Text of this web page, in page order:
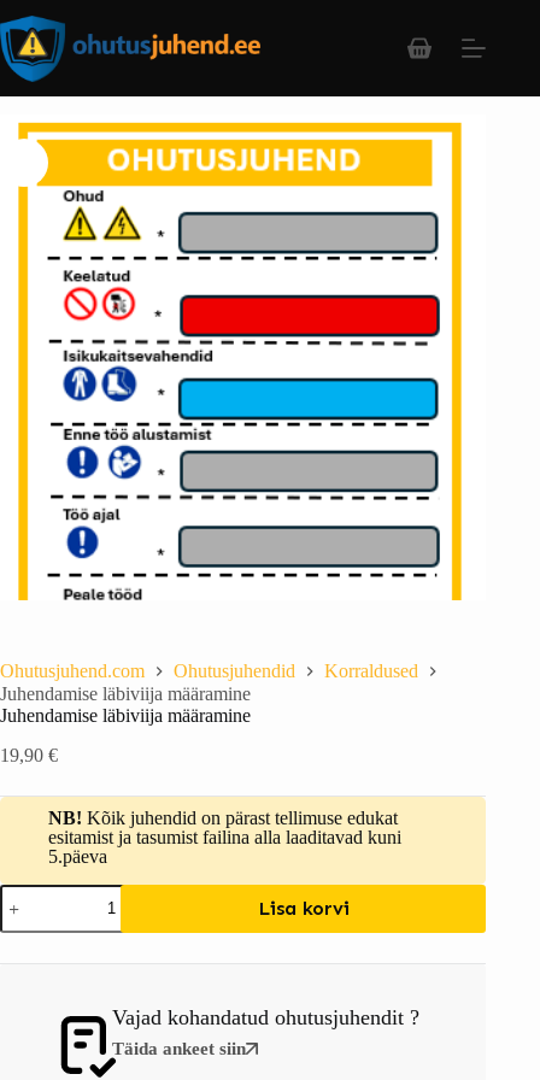
Ohutusjuhend.com Ohutusjuhendid
Korraldused
Juhendamise läbiviija määramine
Juhendamise läbiviija määramine
19,90 €
NB! Kõik juhendid on pärast tellimuse edukat
esitamist ja tasumist failina alla laaditavad kuni
5.päeva
Lisa korvi
Vajad kohandatud ohutusjuhendit ?
Täida ankeet siin